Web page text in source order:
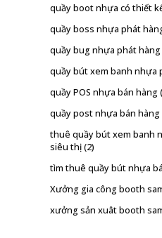
quầy boot nhựa có thiết
quầy boss nhựa phát
quầy bug nhựa phát hàng
quầy bút xem banh nhựa
quầy POS nhựa bán hàng
quầy post nhựa bán hàng
thuê quầy bút xem banh
siêu thị(2)
tìm thuê quầy bút nhựa
Xưởng gia công booth
xưởng sản xuât booth